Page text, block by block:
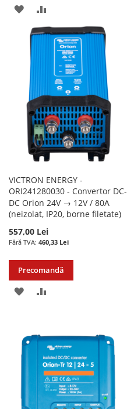
ADAUGATI
LA
LISTA
DE
DORINTE
PENTRU
COMPARARE
VICTRON ENERGY -
ORI241280030 - Convertor DC-
DC Orion 24V → 12V / 80A
(neizolat, IP20, borne filetate)
557,00 Lei
460,33 Lei
Precomandă
ADAUGATI
DE
DORINTE